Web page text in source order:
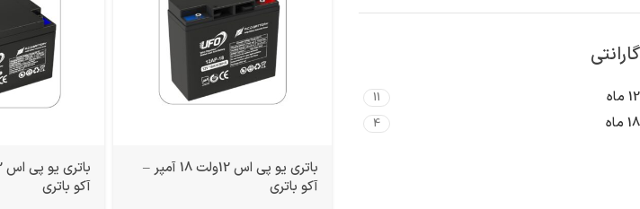
گارانتی
12 ماه 11
18 ماه 4
باتری یو پی اس 12ولت 18 آمپر –
آکو باتری
آکو باتری